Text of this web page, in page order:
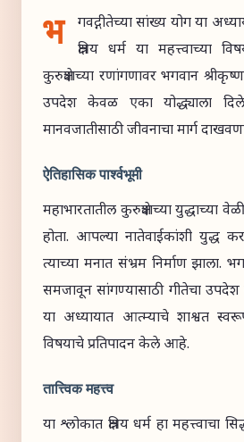
भ
गवद्गीतेच्या सांख्य योग या
क्षत्रिय धर्म या महत्त्वाच्या
कुरुक्षेत्राच्या रणांगणावर भगवान
उपदेश केवळ एका योद्ध्याला
मानवजातीसाठी जीवनाचा मार्ग
ऐतिहासिक पार्श्वभूमी
महाभारतातील कुरुक्षेत्राच्या युद्धाच्या
होता. आपल्या नातेवाईकांशी युद्ध
त्याच्या मनात संभ्रम निर्माण झाला.
समजावून सांगण्यासाठी गीतेचा
या अध्यायात आत्म्याचे शाश्वत
विषयाचे प्रतिपादन केले आहे.
तात्त्विक महत्त्व
या श्लोकात क्षत्रिय धर्म हा महत्त्वाचा